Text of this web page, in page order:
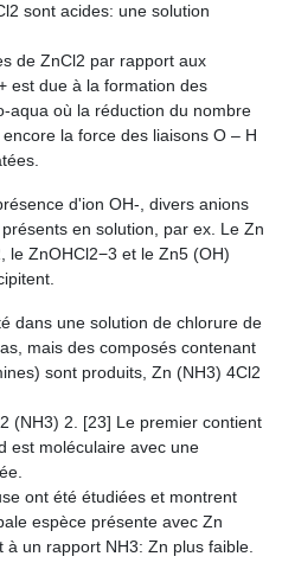
sont acides: une solution
de ZnCl2 par rapport aux
est due à la formation des
aqua où la réduction du nombre
la force des liaisons O – H
d'ion OH-, divers anions
en solution, par ex. Le Zn
le ZnOHCl2−3 et le Zn5 (OH)
dans une solution de chlorure de
mais des composés contenant
sont produits, Zn (NH3) 4Cl2
(NH3) 2. [23] Le premier contient
est moléculaire avec une
ont été étudiées et montrent
espèce présente avec Zn
un rapport NH3: Zn plus faible.